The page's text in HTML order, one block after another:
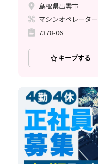
島根県出雲市
マシンオペレーター
7378-06
キープする